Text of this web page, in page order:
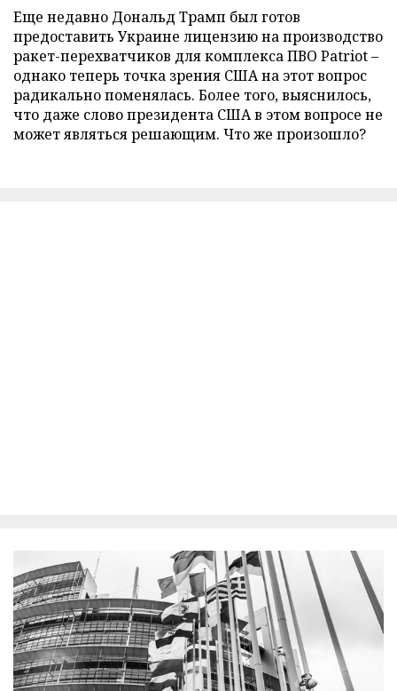
Еще недавно Дональд Трамп был готов
предоставить Украине лицензию на производство
ракет-перехватчиков для комплекса ПВО Patriot –
однако теперь точка зрения США на этот вопрос
радикально поменялась. Более того, выяснилось,
что даже слово президента США в этом вопросе не
может являться решающим. Что же произошло?